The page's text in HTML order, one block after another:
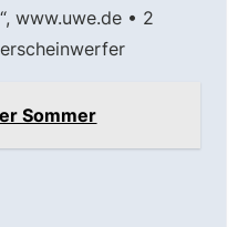
www.uwe.de • 2
Sommer